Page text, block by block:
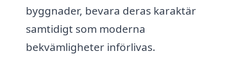
byggnader, bevara deras karaktär
samtidigt som moderna
bekvämligheter införlivas.